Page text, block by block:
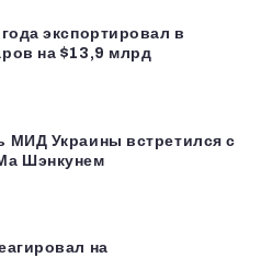
экспортировал в
на $13,9 млрд
МИД Украины встретился с
Шэнкунем
на